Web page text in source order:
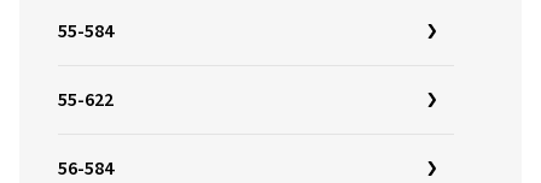
55-584
55-622
56-584